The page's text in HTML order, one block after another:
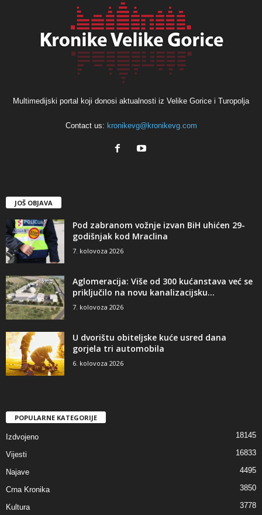
Multimedijski portal koji donosi aktualnosti iz Velike Gorice i Turopolja
Contact us: kronikevg@kronikevg.com
JOŠ OBJAVA
Pod zabranom vožnje izvan BiH uhićen 29-
godišnjak kod Mraclina
7. kolovoza 2026
Aglomeracija: Više od 300 kućanstava već se
priključilo na novu kanalizacijsku...
7. kolovoza 2026
U dvorištu obiteljske kuće usred dana
gorjela tri automobila
6. kolovoza 2026
POPULARNE KATEGORIJE
Izdvojeno 18145
Vijesti 16833
Najave 4495
Crna Kronika 3850
Kultura 3778